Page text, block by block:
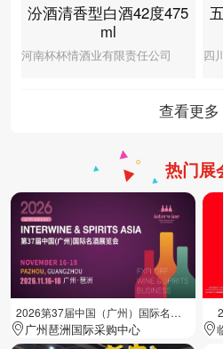
汾酒清香型白酒42度475
ml
河南杯杯情酒业有限责任公司 四
查看更多
热门展
2026第37届中国（广州）国际名酒展览会
广州琶洲国际采购中心